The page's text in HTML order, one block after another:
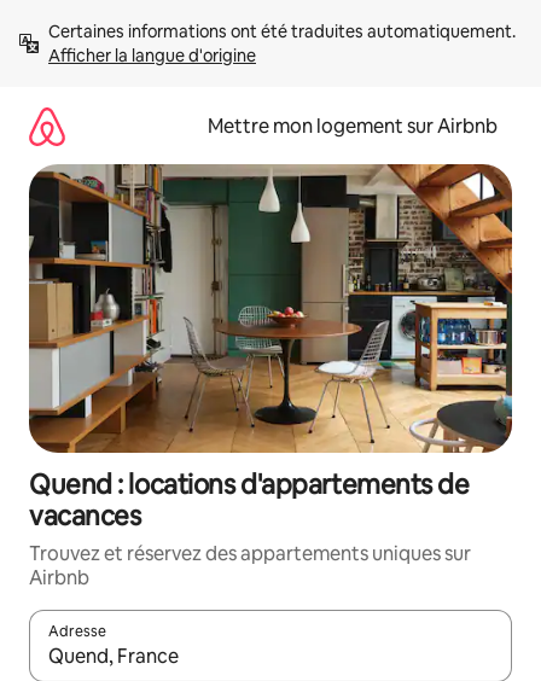
directement
Afficher la langue d'origine
Mettre mon logement sur Airbnb
Quend : locations d'appartements de
vacances
Trouvez et réservez des appartements uniques sur
Airbnb
Adresse
Lorsque les résultats s'affichent, utilisez les flèches vers le